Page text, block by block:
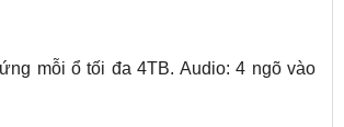
mỗi ổ tối đa 4TB. Audio: 4 ngõ vào